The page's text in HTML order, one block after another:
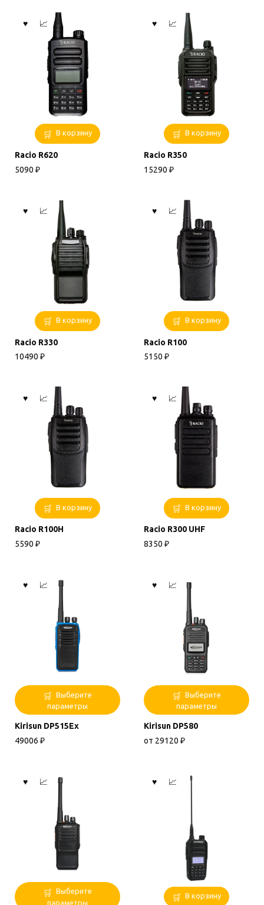
В корзину
Racio R620
5090 ₽
В корзину
Racio R350
15290 ₽
В корзину
Racio R330
10490 ₽
В корзину
Racio R100
5150 ₽
В корзину
Racio R100H
5590 ₽
В корзину
Racio R300 UHF
8350 ₽
Выберите
параметры
Этот
товар
имеет
несколько
товара.
Kirisun DP515Ex
49006 ₽
Выберите
параметры
Этот
товар
имеет
несколько
Kirisun DP580
от 29120 ₽
Выберите
параметры
Этот
товар
В корзину